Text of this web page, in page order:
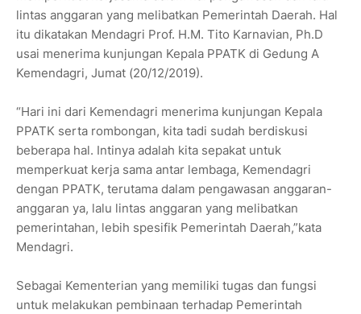
lintas anggaran yang melibatkan Pemerintah Daerah. Hal
itu dikatakan Mendagri Prof. H.M. Tito Karnavian, Ph.D
usai menerima kunjungan Kepala PPATK di Gedung A
Kemendagri, Jumat (20/12/2019).
“Hari ini dari Kemendagri menerima kunjungan Kepala
PPATK serta rombongan, kita tadi sudah berdiskusi
beberapa hal. Intinya adalah kita sepakat untuk
memperkuat kerja sama antar lembaga, Kemendagri
dengan PPATK, terutama dalam pengawasan anggaran-
anggaran ya, lalu lintas anggaran yang melibatkan
pemerintahan, lebih spesifik Pemerintah Daerah,”kata
Mendagri.
Sebagai Kementerian yang memiliki tugas dan fungsi
untuk melakukan pembinaan terhadap Pemerintah